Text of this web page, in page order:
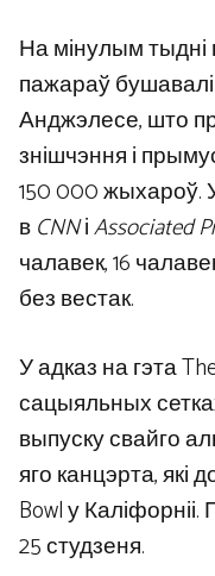
На мінулым
пажараў
Анджэлесе, што
знішчэння і
150 000 жыхароў.
вCNNіAssociated
чалавек, 16
без вестак.
У адказ на гэта
сацыяльных
выпуску свайго
яго канцэрта, які
Bowl у
25 студзеня.